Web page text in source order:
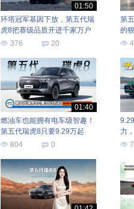
01:50
环塔冠军基因下放，第五代瑞
虎8把赛级品质开进千家万户
376
20
第
的
得
01:40
燃油车也能拥有电车级智趣！
第五代瑞虎8只要9.29万起
804
0
力